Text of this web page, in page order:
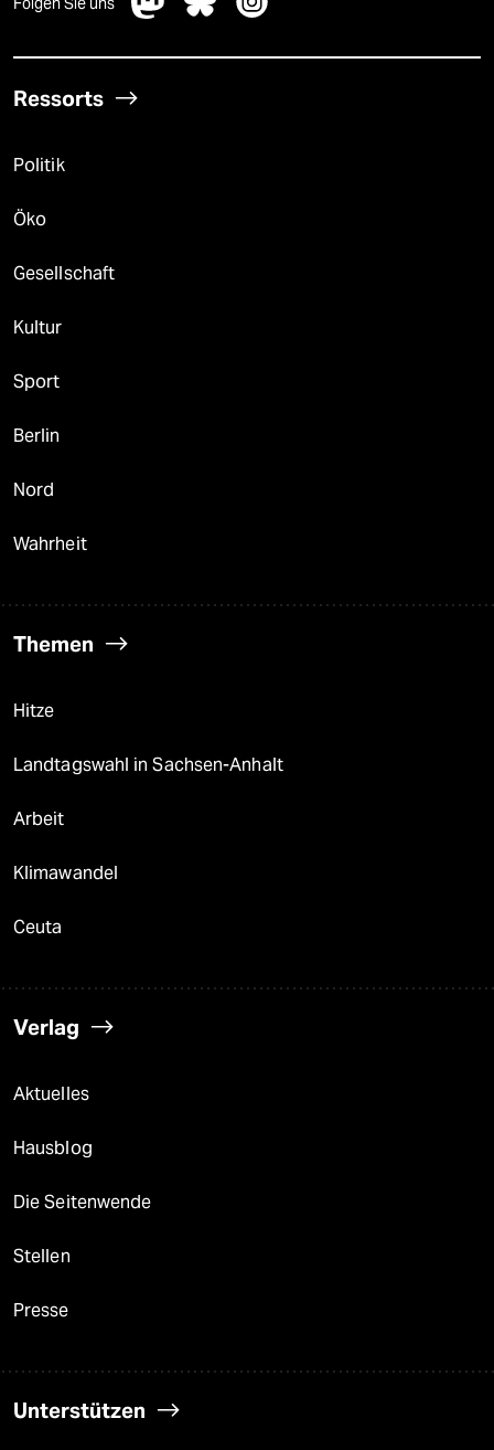
Ressorts
Politik
Öko
Gesellschaft
Kultur
Sport
Berlin
Nord
Wahrheit
Themen
Hitze
Landtagswahl in Sachsen-Anhalt
Arbeit
Klimawandel
Ceuta
Verlag
Aktuelles
Hausblog
Die Seitenwende
Stellen
Presse
Unterstützen